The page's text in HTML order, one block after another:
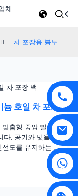
차 포장용 봉투
호일 차 포장
춤형 중앙 밀봉 파
다. 공기와 빛을 차
도를 유지하는 동